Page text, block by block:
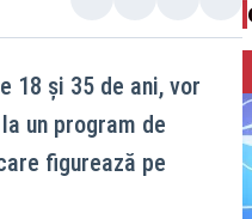
18 și 35 de ani, vor
un program de
figurează pe